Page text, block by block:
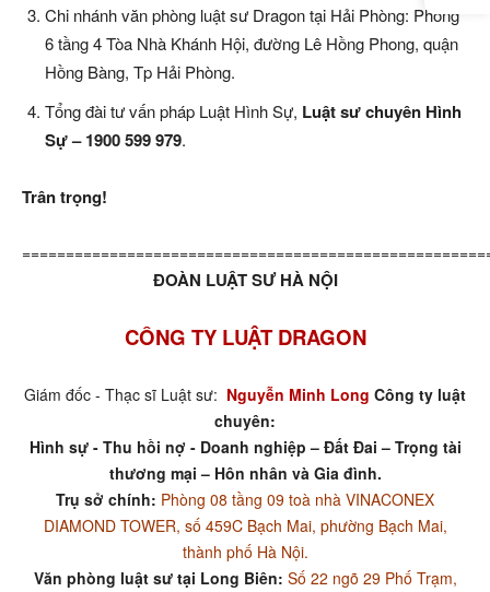
Chi nhánh văn phòng luật sư Dragon tại Hải Phòng: Phòng
6 tầng 4 Tòa Nhà Khánh Hội, đường Lê Hồng Phong, quận
Hồng Bàng, Tp Hải Phòng.
Tổng đài tư vấn pháp Luật Hình Sự, Luật sư chuyên Hình
Sự – 1900 599 979.
Trân trọng!
ĐOÀN LUẬT SƯ HÀ NỘI
CÔNG TY LUẬT DRAGON
Giám đốc - Thạc sĩ Luật sư: Nguyễn Minh Long Công ty luật
chuyên:
Hình sự - Thu hồi nợ - Doanh nghiệp – Đất Đai – Trọng tài
thương mại – Hôn nhân và Gia đình.
Trụ sở chính: Phòng 08 tầng 09 toà nhà VINACONEX
DIAMOND TOWER, số 459C Bạch Mai, phường Bạch Mai,
thành phố Hà Nội.
Văn phòng luật sư tại Long Biên: Số 22 ngõ 29 Phố Trạm,